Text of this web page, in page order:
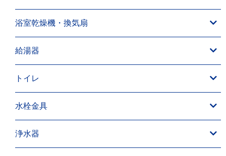
浴室乾燥機・換気扇
給湯器
トイレ
水栓金具
浄水器